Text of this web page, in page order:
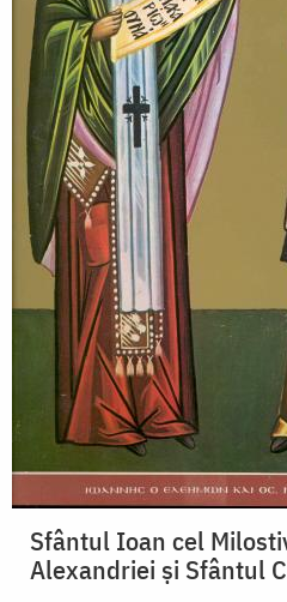
Sfântul Ioan cel
Alexandriei și Sfântul